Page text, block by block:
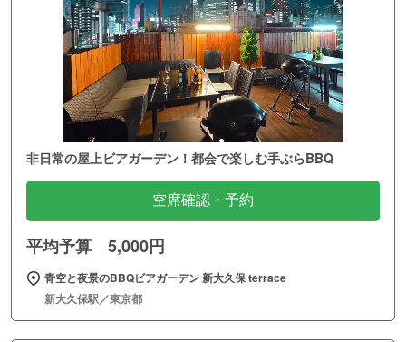
非日常の屋上ビアガーデン！都会で楽しむ手ぶらBBQ
空席確認・予約
平均予算 5,000円
青空と夜景のBBQビアガーデン 新大久保 terrace
新大久保駅／東京都